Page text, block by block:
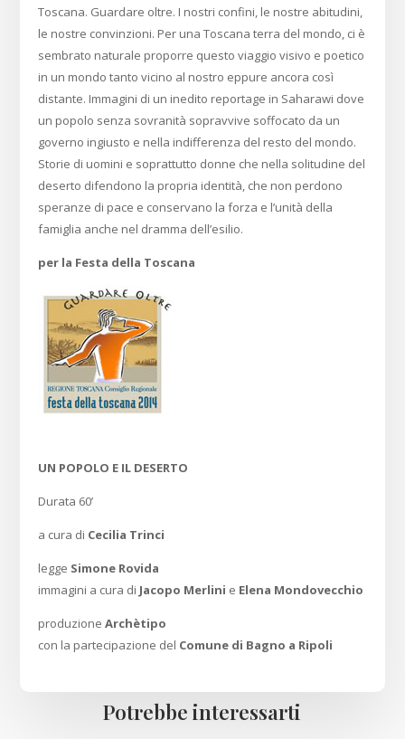
Toscana. Guardare oltre. I nostri confini, le nostre abitudini,
le nostre convinzioni. Per una Toscana terra del mondo, ci è
sembrato naturale proporre questo viaggio visivo e poetico
in un mondo tanto vicino al nostro eppure ancora così
distante. Immagini di un inedito reportage in Saharawi dove
un popolo senza sovranità sopravvive soffocato da un
governo ingiusto e nella indifferenza del resto del mondo.
Storie di uomini e soprattutto donne che nella solitudine del
deserto difendono la propria identità, che non perdono
speranze di pace e conservano la forza e l’unità della
famiglia anche nel dramma dell’esilio.
per la Festa della Toscana
UN POPOLO E IL DESERTO
Durata 60’
a cura di Cecilia Trinci
legge Simone Rovida
immagini a cura di Jacopo Merlini e Elena Mondovecchio
produzioneArchètipo
con la partecipazione del Comune di Bagno a Ripoli
Potrebbe interessarti